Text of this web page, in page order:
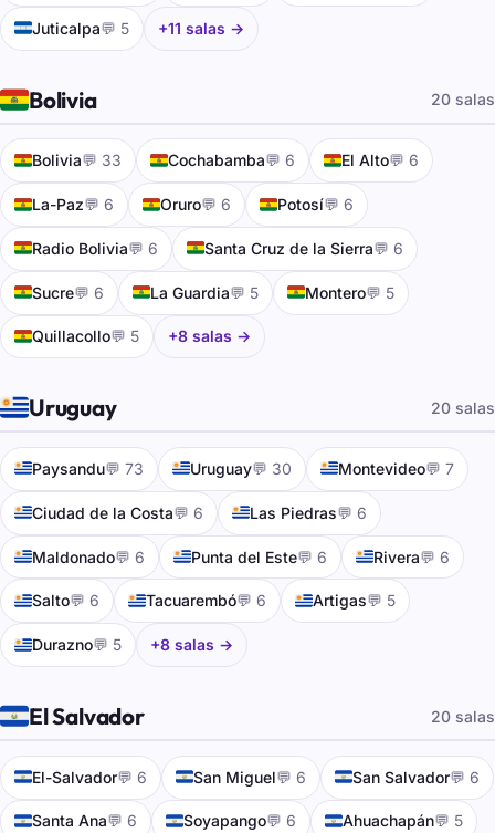
🇭🇳Juticalpa💬 5 +11 salas →
🇧🇴Bolivia 20 salas
🇧🇴Bolivia💬 33 🇧🇴Cochabamba💬 6 🇧🇴El Alto💬 6
🇧🇴La-Paz💬 6 🇧🇴Oruro💬 6 🇧🇴Potosí💬 6
🇧🇴Radio Bolivia💬 6 🇧🇴Santa Cruz de la Sierra💬 6
🇧🇴Sucre💬 6 🇧🇴La Guardia💬 5 🇧🇴Montero💬 5
🇧🇴Quillacollo💬 5 +8 salas →
🇺🇾Uruguay 20 salas
🇺🇾Paysandu💬 73 🇺🇾Uruguay💬 30 🇺🇾Montevideo💬 7
🇺🇾Ciudad de la Costa💬 6 🇺🇾Las Piedras💬 6
🇺🇾Maldonado💬 6 🇺🇾Punta del Este💬 6 🇺🇾Rivera💬 6
🇺🇾Salto💬 6 🇺🇾Tacuarembó💬 6 🇺🇾Artigas💬 5
🇺🇾Durazno💬 5 +8 salas →
🇸🇻El Salvador 20 salas
🇸🇻El-Salvador💬 6 🇸🇻San Miguel💬 6 🇸🇻San Salvador💬 6
🇸🇻Santa Ana💬 6 🇸🇻Soyapango💬 6 🇸🇻Ahuachapán💬 5